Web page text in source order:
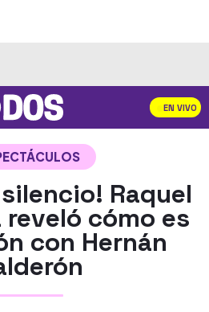
EN VIVO
Raquel
cómo es
con Hernán